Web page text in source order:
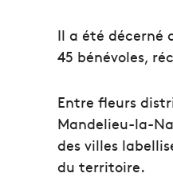
Il a été décerné
45 bénévoles,
Entre fleurs
Mandelieu-la-
des villes
du territoire.